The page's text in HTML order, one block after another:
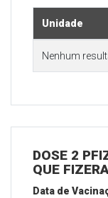
Unidade
Nenhum
DOSE 2
QUE
Data de